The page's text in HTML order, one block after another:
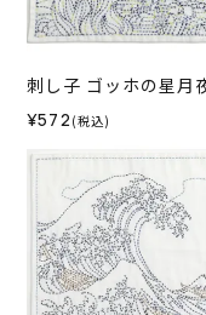
刺し子 ゴッホの星月
¥572 (税込)